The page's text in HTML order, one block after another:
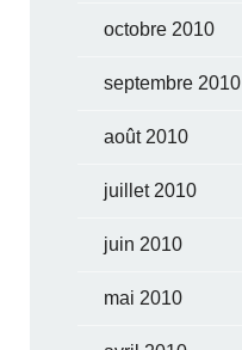
octobre 2010
septembre 2010
août 2010
juillet 2010
juin 2010
mai 2010